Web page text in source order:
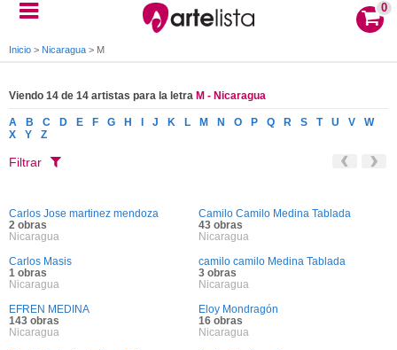
0
Inicio > Nicaragua > M
Viendo 14 de 14 artistas para la letra M - Nicaragua
A B C D E F G H J K L M N O P Q R S T U V
W
X
Y Z
Filtrar
Carlos Jose martinez mendoza
2 obras
Nicaragua
Camilo Camilo Medina Tablada
43 obras
Nicaragua
Carlos Masis
1 obras
Nicaragua
camilo camilo Medina Tablada
3 obras
Nicaragua
EFREN MEDINA
143 obras
Nicaragua
Eloy Mondragón
16 obras
Nicaragua